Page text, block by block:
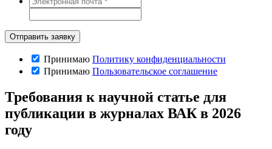
Принимаю Политику конфиденциальности
Принимаю Пользовательское соглашение
Требования к научной статье для
публикации в журналах ВАК в 2026
году